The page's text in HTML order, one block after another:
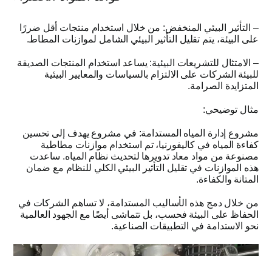
– التأثير البيئي المنخفض: من خلال استخدام منتجات أقل ضررًا
على البيئة، يتم تقليل التأثير البيئي الشامل لموازنات المطاط.
– الامتثال للتشريعات البيئية: يساعد استخدام المنتجات الصديقة
للبيئة الشركات على الالتزام بالسياسات والمعايير البيئية
المتزايدة الصرامة.
مثال توضيحي:
مشروع إدارة المياه المستدامة: في مشروع يهدف إلى تحسين
كفاءة المياه في كاليفورنيا، تم استخدام موازنات مطاطية
مصنوعة من مواد معاد تدويرها لتحديث نظام المياه. ساعدت
هذه الموازنات في تقليل التأثير البيئي الكلي للنظام مع ضمان
المتانة والكفاءة.
من خلال دمج هذه الأساليب المستدامة، لا تساهم الشركات في
الحفاظ على البيئة فحسب، بل تتماشى أيضًا مع الجهود العالمية
نحو الاستدامة في التطبيقات الصناعية.